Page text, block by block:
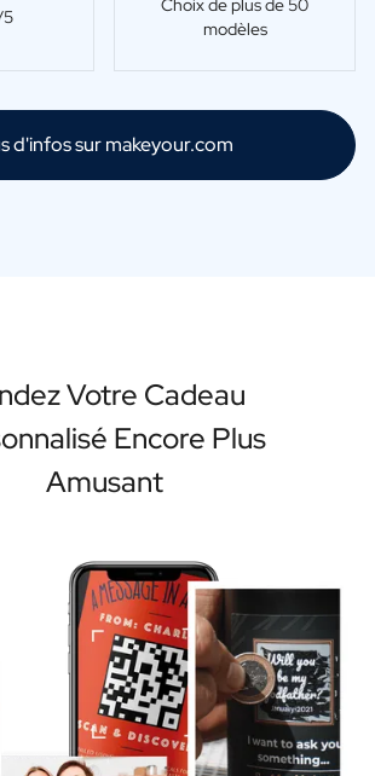
5
Choix de plus de 50
modèles
d'infos sur makeyour.com
Votre Cadeau
Encore Plus
Amusant